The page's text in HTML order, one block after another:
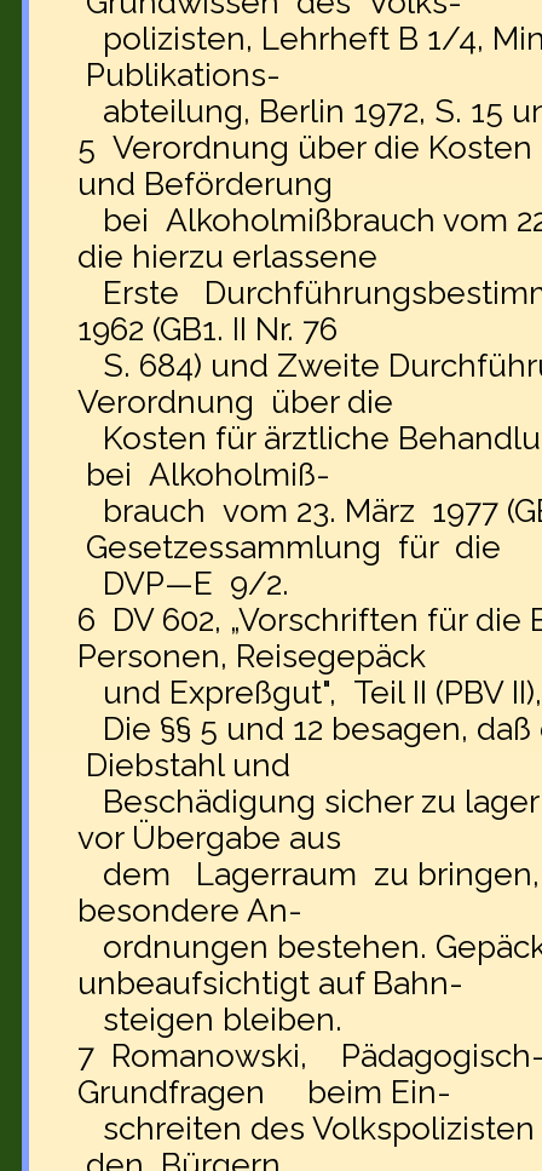
polizisten, Lehrheft B 1/4,
Publikations-
abteilung, Berlin 1972, S. 15
5 Verordnung über die
und Beförderung
bei Alkoholmißbrauch vom
die hierzu erlassene
Erste
1962 (GB1. II Nr. 76
S. 684) und Zweite
Verordnung über die
Kosten für ärztliche
bei Alkoholmiß-
brauch vom 23. März 1977
Gesetzessammlung für die
DVP—E 9/2.
6 DV 602, „Vorschriften für die
Personen, Reisegepäck
und Expreßgut", Teil II (PBV
Die §§ 5 und 12 besagen,
Diebstahl und
Beschädigung sicher zu
vor Übergabe aus
dem Lagerraum zu bringen,
besondere An-
ordnungen bestehen.
unbeaufsichtigt auf Bahn-
steigen bleiben.
7 Romanowski,
Grundfragen beim Ein-
schreiten des